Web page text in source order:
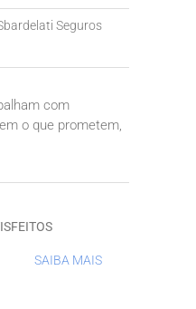
Seguros
com
o que prometem,
SAIBA MAIS